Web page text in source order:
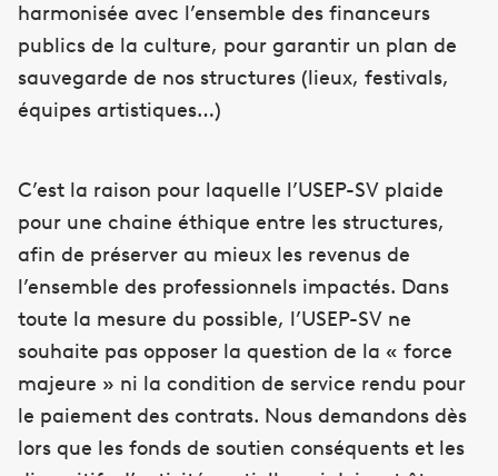
harmonisée avec l’ensemble des financeurs
publics de la culture, pour garantir un plan de
sauvegarde de nos structures (lieux, festivals,
équipes artistiques…)
C’est la raison pour laquelle l’USEP-SV plaide
pour une chaine éthique entre les structures,
afin de préserver au mieux les revenus de
l’ensemble des professionnels impactés. Dans
toute la mesure du possible, l’USEP-SV ne
souhaite pas opposer la question de la « force
majeure » ni la condition de service rendu pour
le paiement des contrats. Nous demandons dès
lors que les fonds de soutien conséquents et les